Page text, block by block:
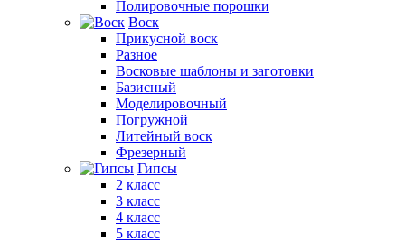
Полировочные порошки
Воск
Прикусной воск
Разное
Восковые шаблоны и заготовки
Базисный
Моделировочный
Погружной
Литейный воск
Фрезерный
Гипсы
2 класс
3 класс
4 класс
5 класс